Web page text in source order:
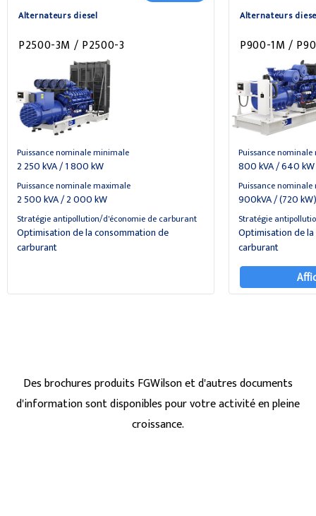
Alternateurs diesel
P2500-3M / P2500-3
Puissance nominale minimale
2 250 kVA / 1 800 kW
Puissance nominale maximale
2 500 kVA / 2 000 kW
Stratégie antipollution/d'économie de carburant
Optimisation de la consommation de
carburant
Alternateurs
P900-1M /
Puissance
800 kVA / 640 kW
Puissance
900kVA / (720 kW)
Stratégie
Optimisation de
carburant
Des brochures produits FGWilson et d'autres documents
d'information sont disponibles pour votre activité en pleine
croissance.